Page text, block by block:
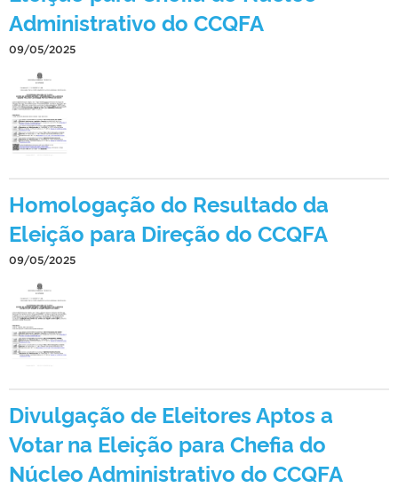
Administrativo do CCQFA
09/05/2025
Homologação do Resultado da
Eleição para Direção do CCQFA
09/05/2025
Divulgação de Eleitores Aptos a
Votar na Eleição para Chefia do
Núcleo Administrativo do CCQFA